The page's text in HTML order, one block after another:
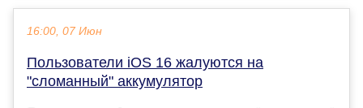
16:00, 07 Июн
Пользователи iOS 16 жалуются на
"сломанный" аккумулятор